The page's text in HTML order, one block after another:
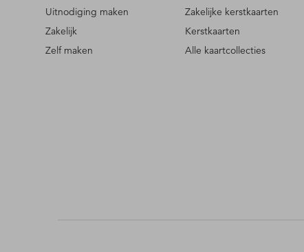
Uitnodiging maken
Zakelijk
Zelf maken
Zakelijke kerstkaarten
Kerstkaarten
Alle kaartcollecties